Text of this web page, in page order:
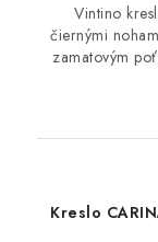
Vintino
čiernými
zamatovým
Kreslo